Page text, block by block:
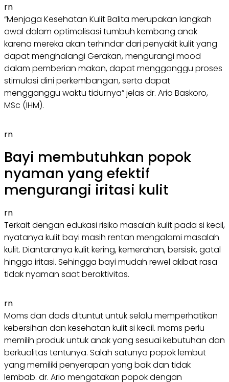
rn
“Menjaga Kesehatan Kulit Balita merupakan langkah
awal dalam optimalisasi tumbuh kembang anak
karena mereka akan terhindar dari penyakit kulit yang
dapat menghalangi Gerakan, mengurangi mood
dalam pemberian makan, dapat mengganggu proses
stimulasi dini perkembangan, serta dapat
mengganggu waktu tidurnya” jelas dr. Ario Baskoro,
MSc (IHM).
rn
Bayi membutuhkan popok
nyaman yang efektif
mengurangi iritasi kulit
rn
Terkait dengan edukasi risiko masalah kulit pada si kecil,
nyatanya kulit bayi masih rentan mengalami masalah
kulit. Diantaranya kulit kering, kemerahan, bersisik, gatal
hingga iritasi. Sehingga bayi mudah rewel akibat rasa
tidak nyaman saat beraktivitas.
rn
Moms dan dads dituntut untuk selalu memperhatikan
kebersihan dan kesehatan kulit si kecil. moms perlu
memilih produk untuk anak yang sesuai kebutuhan dan
berkualitas tentunya. Salah satunya popok lembut
yang memiliki penyerapan yang baik dan tidak
lembab. dr. Ario mengatakan popok dengan